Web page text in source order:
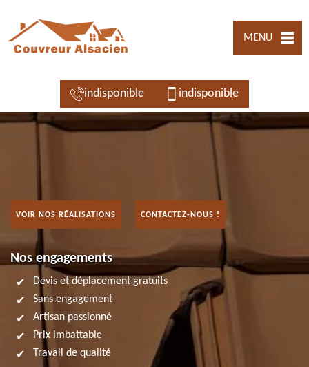
MENU
indisponible indisponible
VOIR NOS RÉALISATIONS CONTACTEZ-NOUS !
Nos engagements
Devis et déplacement gratuits
Sans engagement
Artisan passionné
Prix imbattable
Travail de qualité